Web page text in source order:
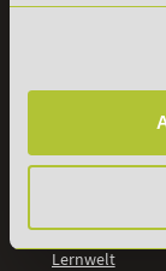
Check
Online Campus
persönliche
Lernwelt